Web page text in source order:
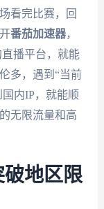
看完比赛，回
番茄加速器，
播平台，就能
多，遇到“当前
内IP，就能顺
无限流量和高
地区限